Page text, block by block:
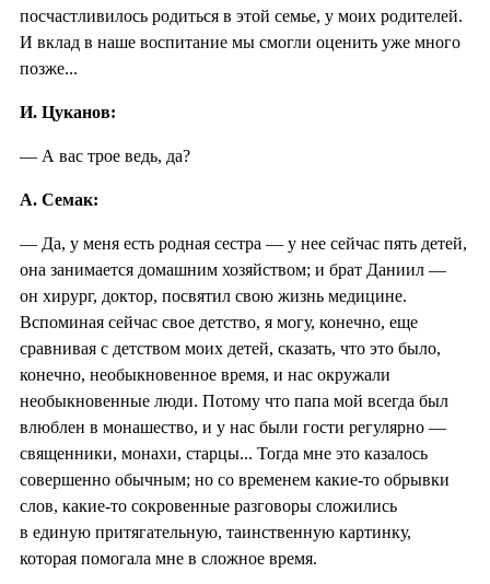
посчастливилось родиться в этой семье, у моих родителей.
И вклад в наше воспитание мы смогли оценить уже много
позже...
И. Цуканов:
— А вас трое ведь, да?
А. Семак:
— Да, у меня есть родная сестра — у нее сейчас пять детей,
она занимается домашним хозяйством; и брат Даниил —
он хирург, доктор, посвятил свою жизнь медицине.
Вспоминая сейчас свое детство, я могу, конечно, еще
сравнивая с детством моих детей, сказать, что это было,
конечно, необыкновенное время, и нас окружали
необыкновенные люди. Потому что папа мой всегда был
влюблен в монашество, и у нас были гости регулярно —
священники, монахи, старцы... Тогда мне это казалось
совершенно обычным; но со временем какие-то обрывки
слов, какие-то сокровенные разговоры сложились
в единую притягательную, таинственную картинку,
которая помогала мне в сложное время.